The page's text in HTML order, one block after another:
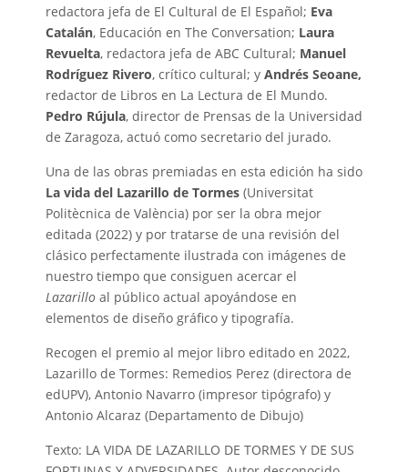
redactora jefa de El Cultural de El Español; Eva
Catalán, Educación en The Conversation; Laura
Revuelta, redactora jefa de ABC Cultural; Manuel
Rodríguez Rivero, crítico cultural; y Andrés Seoane,
redactor de Libros en La Lectura de El Mundo.
Pedro Rújula, director de Prensas de la Universidad
de Zaragoza, actuó como secretario del jurado.
Una de las obras premiadas en esta edición ha sido
La vida del Lazarillo de Tormes (Universitat
Politècnica de València) por ser la obra mejor
editada (2022) y por tratarse de una revisión del
clásico perfectamente ilustrada con imágenes de
nuestro tiempo que consiguen acercar el
Lazarillo al público actual apoyándose en
elementos de diseño gráfico y tipografía.
Recogen el premio al mejor libro editado en 2022,
Lazarillo de Tormes: Remedios Perez (directora de
edUPV), Antonio Navarro (impresor tipógrafo) y
Antonio Alcaraz (Departamento de Dibujo)
Texto: LA VIDA DE LAZARILLO DE TORMES Y DE SUS